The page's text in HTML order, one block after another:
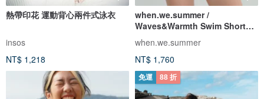
熱帶印花 運動背心兩件式泳衣
insos
NT$ 1,218
when.we.summer /
Waves&Warmth Swim Short
(僅褲裝)
when.we.summer
NT$ 1,760
免運 88 折